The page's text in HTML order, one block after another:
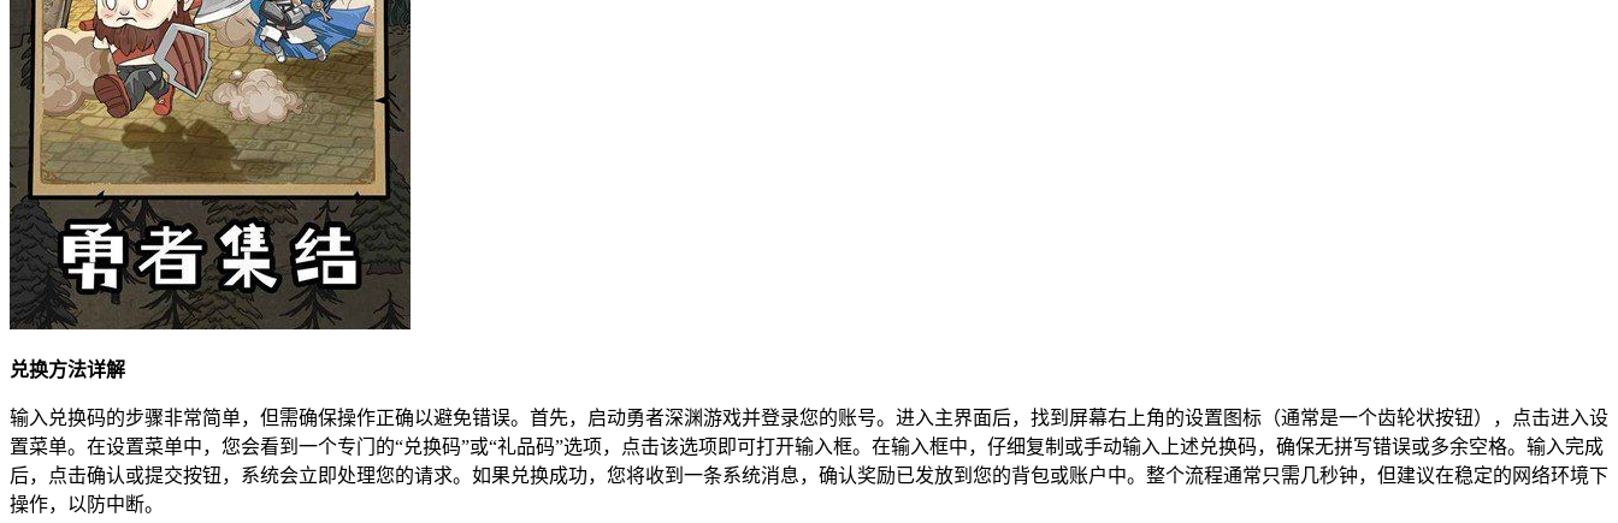
兑换方法详解
输入兑换码的步骤非常简单，但需确保操作正确以避免错误。首先，启动勇者深渊游戏并登录您的账号。进入主界面后，找到屏幕右上角的设置图标（通常是一个齿轮状按钮），点击进入设
置菜单。在设置菜单中，您会看到一个专门的“兑换码”或“礼品码”选项，点击该选项即可打开输入框。在输入框中，仔细复制或手动输入上述兑换码，确保无拼写错误或多余空格。输入完成
后，点击确认或提交按钮，系统会立即处理您的请求。如果兑换成功，您将收到一条系统消息，确认奖励已发放到您的背包或账户中。整个流程通常只需几秒钟，但建议在稳定的网络环境下
操作，以防中断。